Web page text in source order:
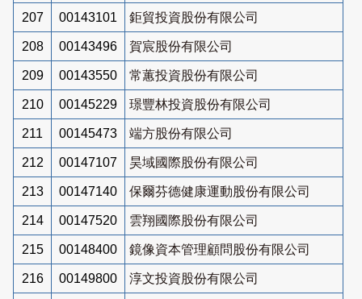
207 00143101 鉅貿投資股份有限公司
208 00143496 賀宸股份有限公司
209 00143550 常蕙投資股份有限公司
210 00145229 璟豐林投資股份有限公司
211 00145473 端方股份有限公司
212 00147107 昊域國際股份有限公司
213 00147140 保爾芬德健康運動股份有限公司
214 00147520 雲翔國際股份有限公司
215 00148400 鏡像資本管理顧問股份有限公司
216 00149800 淳文投資股份有限公司